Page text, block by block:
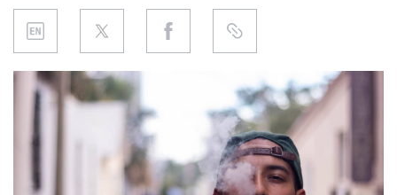
PRODUCTO
REGULACIÓN
CHINA
DATOS
EXPOSICIÓN